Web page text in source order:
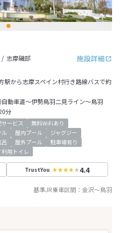
施設詳細
志摩磯部
駅から志摩スペイン村行き路線バスで約
動車道～伊勢鳥羽二見ライン～鳥羽
分
サービス
無料WiFiあり
ル 屋内プール
ジャグジー
呂 屋外プール
駐車場有り
用トイレ
TrustYou 4.4
基準JR乗車区間： 金沢～鳥羽